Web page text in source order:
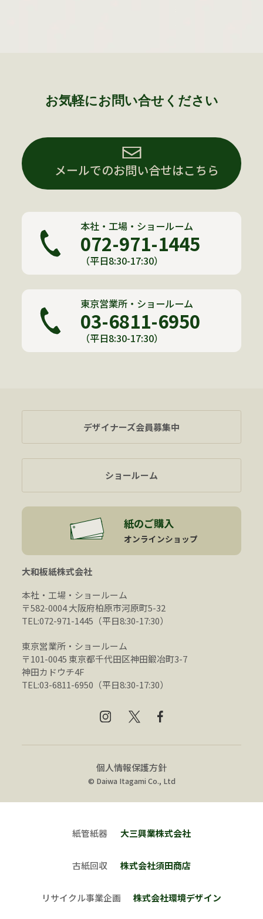
お気軽にお問い合せください
メールでのお問い合せはこちら
本社・工場・ショールーム
072-971-1445
（平日8:30-17:30）
東京営業所・ショールーム
03-6811-6950
（平日8:30-17:30）
大和板紙株式会社
本社・工場・ショールーム
〒582-0004 大阪府柏原市河原町5-32
TEL:072-971-1445（平日8:30-17:30）
東京営業所・ショールーム
〒101-0045 東京都千代田区神田鍛冶町3-7
神田カドウチ4F
TEL:03-6811-6950（平日8:30-17:30）
デザイナーズ会員募集中
ショールーム
紙のご購入
オンラインショップ
個人情報保護方針
© Daiwa Itagami Co., Ltd
紙管紙器 大三興業株式会社
古紙回収 株式会社須田商店
リサイクル事業企画 株式会社環境デザイン